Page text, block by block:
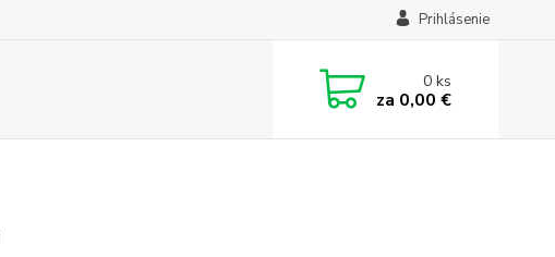
Prihlásenie
0ks
za 0,00 €